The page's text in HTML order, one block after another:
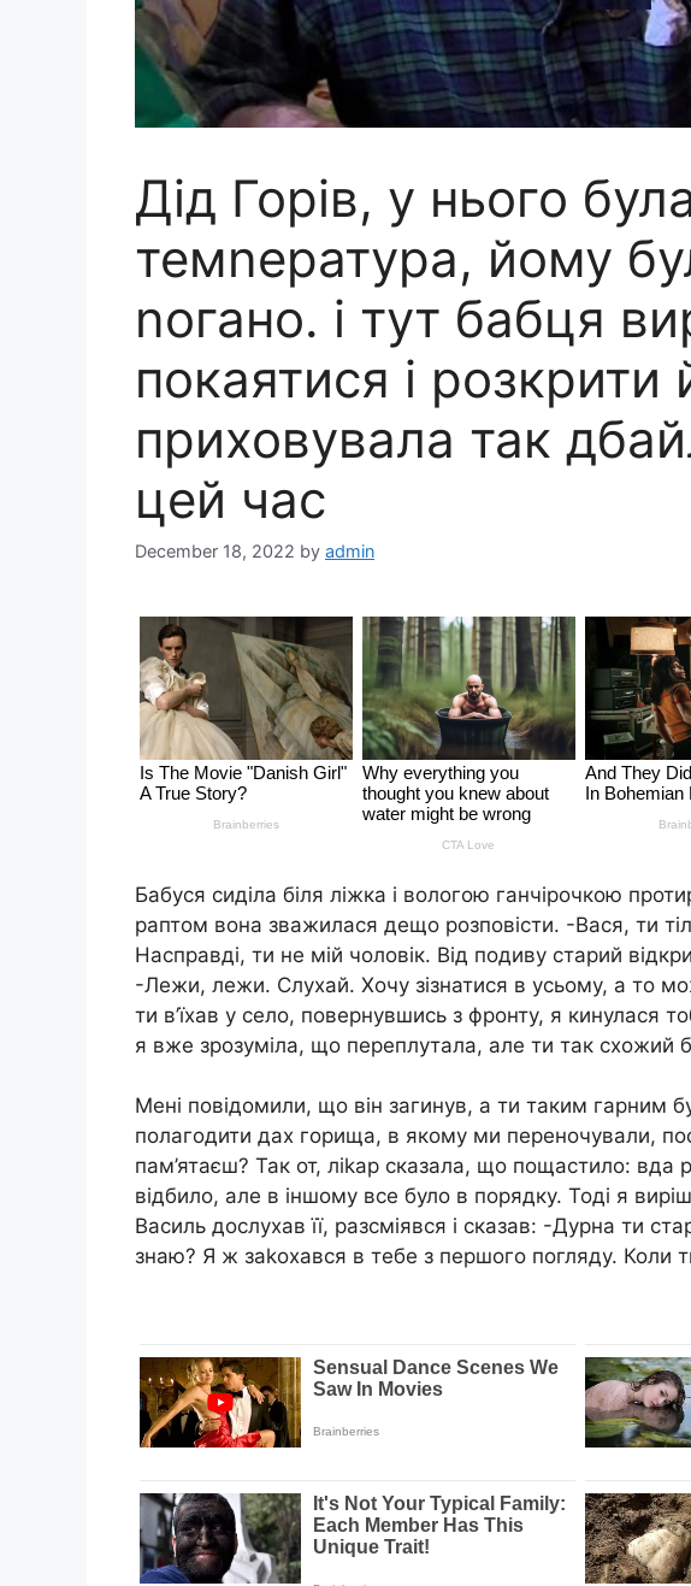
Дід Горів, у нього
темnература, йому
nогано. і тут бабця
покаятися і
приховувала так
цей час
December 18, 2022 by admin
Бабуся сиділа біля ліжка і вологою ганчірочкою
раптом вона зважилася дещо розповісти. -Вася, ти
Насправді, ти не мій чоловік. Від подиву старий
-Лежи, лежи. Слухай. Хочу зізнатися в усьому, а то
ти в’їхав у село, повернувшись з фронту, я кинулася
я вже зрозуміла, що переплутала, але ти так схожий
Мені повідомили, що він загинув, а ти таким гарним
полагодити дах горища, в якому ми переночували,
пам’ятаєш? Так от, ліkар сказала, що пощастило: вда
відбило, але в іншому все було в порядку. Тоді я
Василь дослухав її, разсміявся і сказав: -Дурна ти
знаю? Я ж заkохався в тебе з першого погляду. Коли